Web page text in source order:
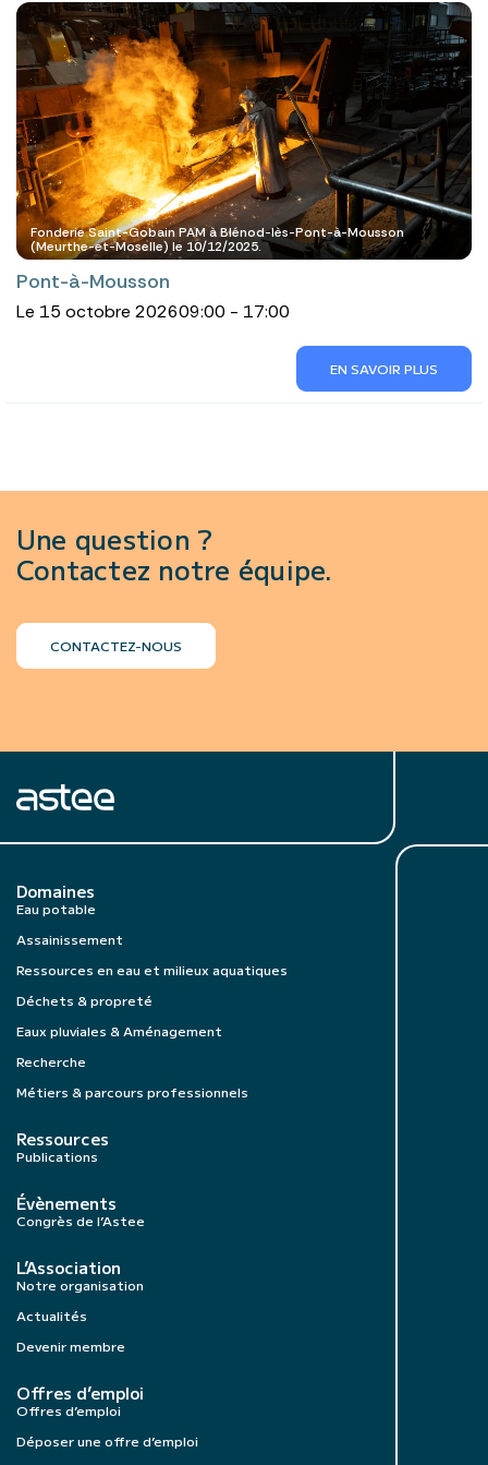
Fonderie Saint-Gobain PAM à Blénod-lès-Pont-à-Mousson
(Meurthe-et-Moselle) le 10/12/2025.
Pont-à-Mousson
Le 15 octobre 202609:00 - 17:00
EN SAVOIR PLUS
Une question ?
Contactez notre équipe.
CONTACTEZ-NOUS
Domaines
Eau potable
Assainissement
Ressources en eau et milieux aquatiques
Déchets & propreté
Eaux pluviales & Aménagement
Recherche
Métiers & parcours professionnels
Ressources
Publications
Évènements
Congrès de l’Astee
L’Association
Notre organisation
Actualités
Devenir membre
Offres d’emploi
Offres d’emploi
Déposer une offre d’emploi